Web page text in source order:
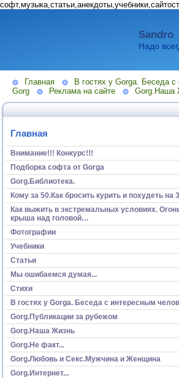
Sandro
Надо
Главная
В гостях у Gorga. Беседа
Gorg
Реклама на сайте Gorg.Наша
Главная
Внимание!!! Конкурс!!!
Подборка софта от Gorga
Gorg.Библиотека.
Кому за 50.Как бросить курить и похудеть на
Как выжить в экстремальных условиях.
крыша над головой…
Фотографии
Учебники
Статьи
Мы ошибаемся думая...
Стихи
В гостях у Gorga. Беседа с интересным
Gorg.Публикации за рубежом
Gorg.Наша Жизнь
Gorg.Не факт...
Gorg.Любовь и Секс.Мужчина и Женщина
Gorg.Интернет...